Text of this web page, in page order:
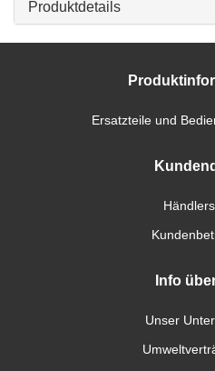
Produktdetails
Ersatzteile und
Info
Unser